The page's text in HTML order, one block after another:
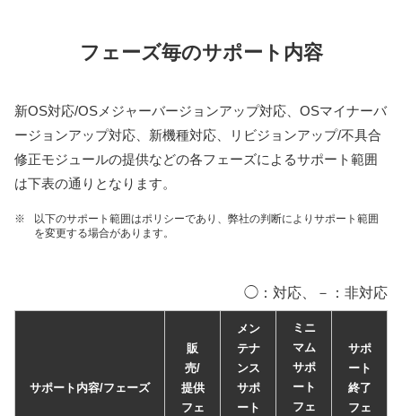
フェーズ毎のサポート内容
新OS対応/OSメジャーバージョンアップ対応、OSマイナーバ
ージョンアップ対応、新機種対応、リビジョンアップ/不具合
修正モジュールの提供などの各フェーズによるサポート範囲
は下表の通りとなります。
※
以下のサポート範囲はポリシーであり、弊社の判断によりサポート範囲
を変更する場合があります。
◯：対応、－：非対応
サポート内容/フェーズ
販
売/
提供
フェ
メン
テナ
ンス
サポ
ート
ミニ
マム
サポ
ート
フェ
サポ
ート
終了
フェ